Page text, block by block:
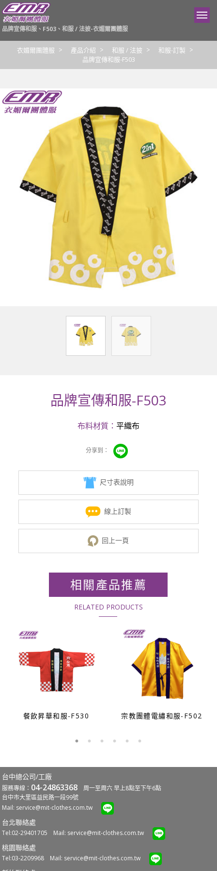
品牌宣傳和服、F503、和服 / 法披-衣媚爾團體服
衣媚爾團體服 產品介紹 和服 / 法披
和服-訂製
品牌宣傳和服-F503
品牌宣傳和服-F503
布料材質： 平織布
尺寸表說明
線上訂製
回上一頁
相關產品推薦
RELATED PRODUCTS
餐飲昇華和服-F530 宗教團體電繡和服-F502
台中總公司/工廠
服務專線： 04-24863368 周一至周六 早上8點至下午6點
台中市大里區益民路一段99號
Mail: service@mit-clothes.com.tw
台北聯絡處
Tel:02-29401705 Mail: service@mit-clothes.com.tw
桃園聯絡處
Tel:03-2209968 Mail: service@mit-clothes.com.tw